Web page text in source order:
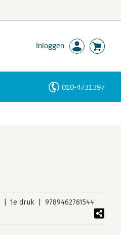
Inloggen
010-4731397
1e druk 9789462761544